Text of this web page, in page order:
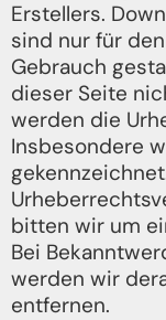
Erstellers.
sind nur für
Gebrauch
dieser Seite
werden die
Insbesondere
bitten wir um
Bei
werden wir
entfernen.